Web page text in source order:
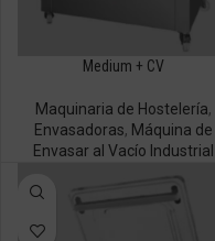
Medium + CV
Maquinaria de Hostelería,
Envasadoras, Máquina de
Envasar al Vacío Industrial